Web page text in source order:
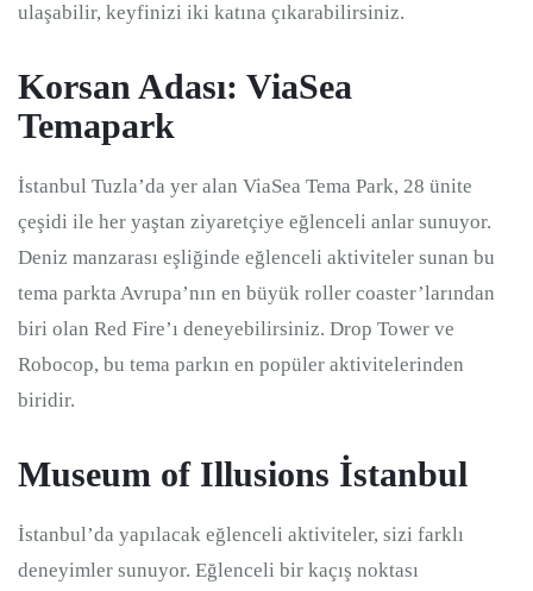
ulaşabilir, keyfinizi iki katına çıkarabilirsiniz.
Korsan Adası: ViaSea
Temapark
İstanbul Tuzla’da yer alan ViaSea Tema Park, 28 ünite
çeşidi ile her yaştan ziyaretçiye eğlenceli anlar sunuyor.
Deniz manzarası eşliğinde eğlenceli aktiviteler sunan bu
tema parkta Avrupa’nın en büyük roller coaster’larından
biri olan Red Fire’ı deneyebilirsiniz. Drop Tower ve
Robocop, bu tema parkın en popüler aktivitelerinden
biridir.
Museum of Illusions İstanbul
İstanbul’da yapılacak eğlenceli aktiviteler, sizi farklı
deneyimler sunuyor. Eğlenceli bir kaçış noktası